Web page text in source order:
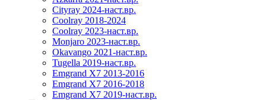
Cityray 2024-наст.вр.
Coolray 2018-2024
Coolray 2023-наст.вр.
Monjaro 2023-наст.вр.
Okavango 2021-наст.вр.
Tugella 2019-наст.вр.
Emgrand Х7 2013-2016
Emgrand X7 2016-2018
Emgrand X7 2019-наст.вр.